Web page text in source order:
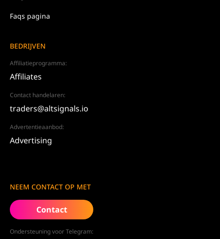
Faqs pagina
BEDRIJVEN
Affiliatieprogramma:
Affiliates
Contact handelaren:
traders@altsignals.io
Advertentieaanbod:
Advertising
NEEM CONTACT OP MET
Contact
Ondersteuning voor Telegram: